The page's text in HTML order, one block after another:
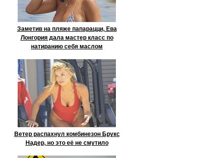
Заметив на пляже папарацци, Ева
Лонгория дала мастер класс по
натиранию себя маслом
Ветер распахнул комбинезон Брукс
Надер, но это её не смутило